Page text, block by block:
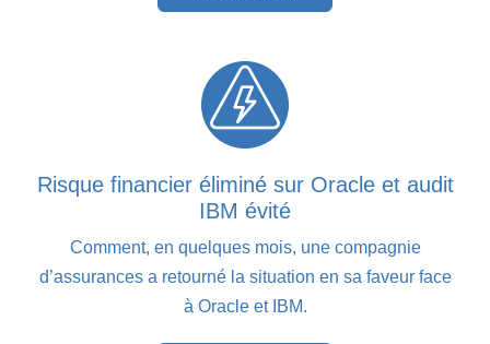
Risque financier éliminé sur Oracle et audit
IBM évité
Comment, en quelques mois, une compagnie
d’assurances a retourné la situation en sa faveur face
à Oracle et IBM.